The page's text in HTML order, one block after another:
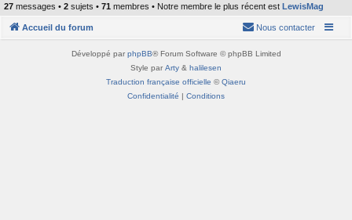
27 messages • 2 sujets • 71 membres • Notre membre le plus récent est LewisMag
Accueil du forum Nous contacter
Développé par phpBB® Forum Software © phpBB Limited
Style par Arty & halilesen
Traduction française officielle ©Qiaeru
Confidentialité | Conditions